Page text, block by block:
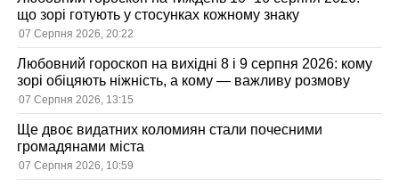
що зорі готують у стосунках кожному знаку
07 Серпня 2026, 20:22
Любовний гороскоп на вихідні 8 і 9 серпня 2026: кому
зорі обіцяють ніжність, а кому — важливу розмову
07 Серпня 2026, 13:15
Ще двоє видатних коломиян стали почесними
громадянами міста
07 Серпня 2026, 10:59